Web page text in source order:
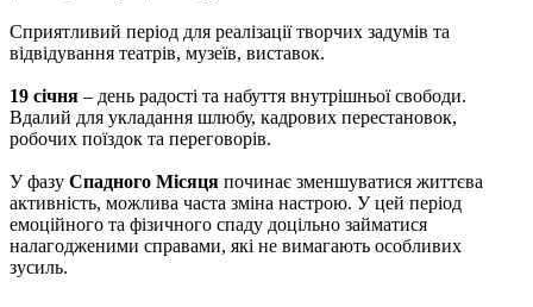
Сприятливий період для реалізації творчих задумів та
відвідування театрів, музеїв, виставок.
19 січня – день радості та набуття внутрішньої свободи.
Вдалий для укладання шлюбу, кадрових перестановок,
робочих поїздок та переговорів.
У фазу Спадного Місяця починає зменшуватися життєва
активність, можлива часта зміна настрою. У цей період
емоційного та фізичного спаду доцільно займатися
налагодженими справами, які не вимагають особливих
зусиль.